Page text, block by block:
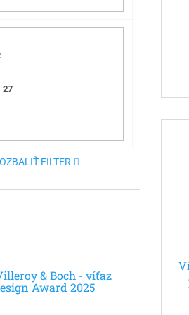
27
FILTER
& Boch - víťaz
Award 2025